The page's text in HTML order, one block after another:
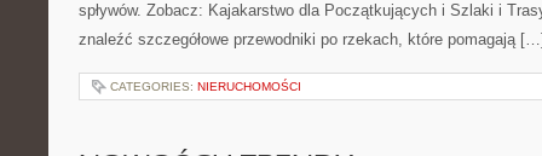
spływów. Zobacz: Kajakarstwo dla Początkujących i Szlaki i
znaleźć szczegółowe przewodniki po rzekach, które pomagają
CATEGORIES: NIERUCHOMOŚCI